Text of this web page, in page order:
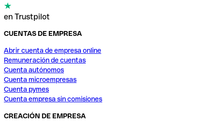
en Trustpilot
CUENTAS DE EMPRESA
Abrir cuenta de empresa online
Remuneración de cuentas
Cuenta autónomos
Cuenta microempresas
Cuenta pymes
Cuenta empresa sin comisiones
CREACIÓN DE EMPRESA